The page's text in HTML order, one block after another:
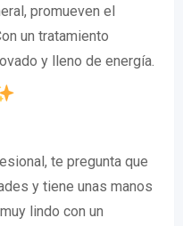
promueven el
un tratamiento
y lleno de energía.
te pregunta que
y tiene unas manos
lindo con un